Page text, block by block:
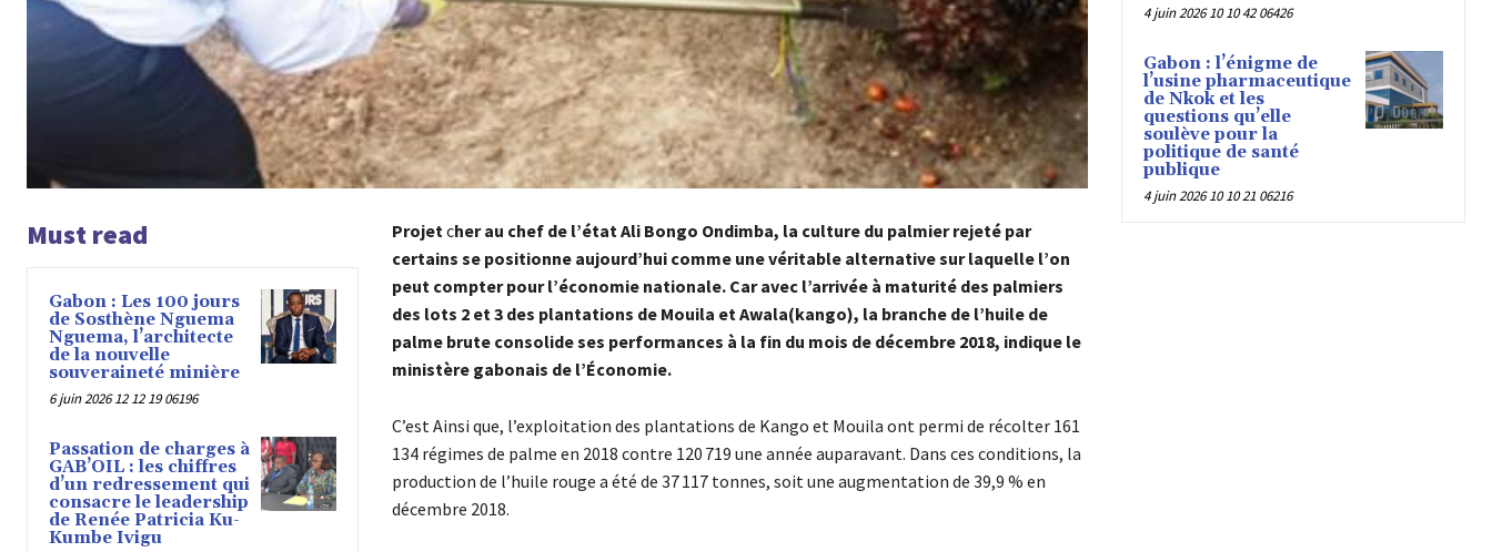
Must read
Gabon : Les 100 jours
de Sosthène Nguema
Nguema, l’architecte
de la nouvelle
souveraineté minière
6 juin 2026 12 12 19 06196
Passation de charges à
GAB’OIL : les chiffres
d’un redressement qui
consacre le leadership
de Renée Patricia Ku-
Kumbe Ivigu
Projet cher au chef de l’état Ali Bongo Ondimba, la culture du palmier rejeté par
certains se positionne aujourd’hui comme une véritable alternative sur laquelle l’on
peut compter pour l’économie nationale. Car avec l’arrivée à maturité des palmiers
des lots 2 et 3 des plantations de Mouila et Awala(kango), la branche de l’huile de
palme brute consolide ses performances à la fin du mois de décembre 2018, indique le
ministère gabonais de l’Économie.
C’est Ainsi que, l’exploitation des plantations de Kango et Mouila ont permi de récolter 161
134 régimes de palme en 2018 contre 120 719 une année auparavant. Dans ces conditions, la
production de l’huile rouge a été de 37 117 tonnes, soit une augmentation de 39,9 % en
décembre 2018.
4 juin 2026 10 10 42 06426
Gabon : l’énigme de
l’usine pharmaceutique
de Nkok et les
questions qu’elle
soulève pour la
politique de santé
publique
4 juin 2026 10 10 21 06216